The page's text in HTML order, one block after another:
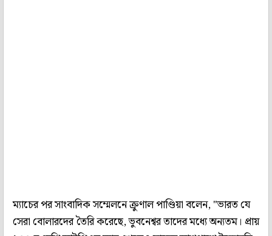
ম্যাচের পর সাংবাদিক সম্মেলনে ক্রুণাল পাণ্ডিয়া বলেন, "ভারত যে
সেরা বোলারদের তৈরি করেছে, ভুবনেশ্বর তাদের মধ্যে অন্যতম। প্রায়